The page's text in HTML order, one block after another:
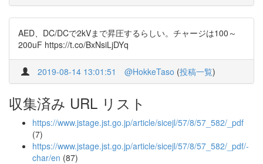
AED、DC/DCで2kVまで昇圧するらしい。チャージは100～
200uF https://t.co/BxNsiLjDYq
2019-08-14 13:01:51 @HokkeTaso (投稿一覧)
収集済み URL リスト
https://www.jstage.jst.go.jp/article/sicejl/57/8/57_582/_pdf
(7)
https://www.jstage.jst.go.jp/article/sicejl/57/8/57_582/_pdf/-
char/en (87)